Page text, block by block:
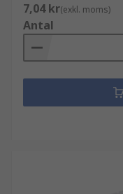
7,04 kr(exkl. moms)
Antal